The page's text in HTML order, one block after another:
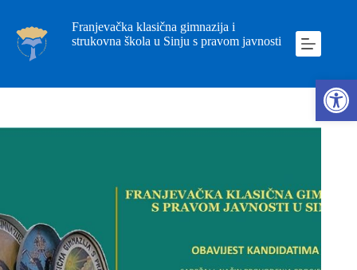
Franjevačka klasična gimnazija i
strukovna škola u Sinju s pravom javnosti